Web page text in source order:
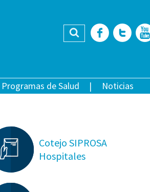
Buscar
Programas de Salud Noticias
Cotejo SIPROSA
Hospitales